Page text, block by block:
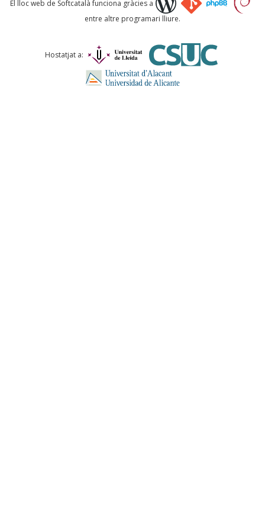
Comentari *
El lloc web de Softcatalà funciona gràcies a
entre altre programari lliure.
Hostatjat a: